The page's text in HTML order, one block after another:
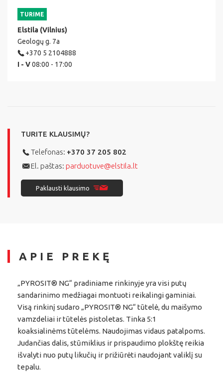
TURIME
Elstila (Vilnius)
Geologų g. 7a
+370 5 2104888
I - V08:00 - 17:00
TURITE KLAUSIMŲ?
Telefonas: +370 37 205 802
El. paštas: parduotuve@elstila.lt
Paklausti klausimo
APIE PREKĘ
„PYROSIT® NG“ pradiniame rinkinyje yra visi putų
sandarinimo medžiagai montuoti reikalingi gaminiai.
Visą rinkinį sudaro „PYROSIT® NG“ tūtelė, du maišymo
vamzdeliai ir tūtelės pistoletas. Tinka 5:1
koaksialinėms tūtelėms. Naudojimas vidaus patalpoms.
Judančias dalis, stūmiklius ir prispaudimo plokštę reikia
išvalyti nuo putų likučių ir prižiūrėti naudojant valiklį su
tepalu.